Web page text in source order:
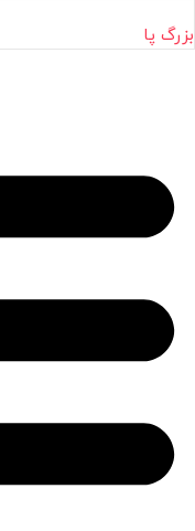
بزرگ پا